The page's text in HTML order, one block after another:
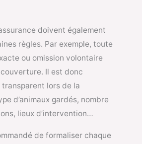
doivent également
règles. Par exemple, toute
ou omission volontaire
Il est donc
transparent lors de la
d’animaux gardés, nombre
lieux d’intervention…
de formaliser chaque